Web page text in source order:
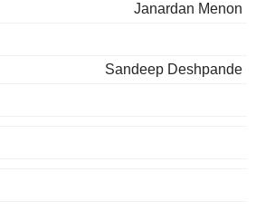
Janardan Menon
Sandeep Deshpande